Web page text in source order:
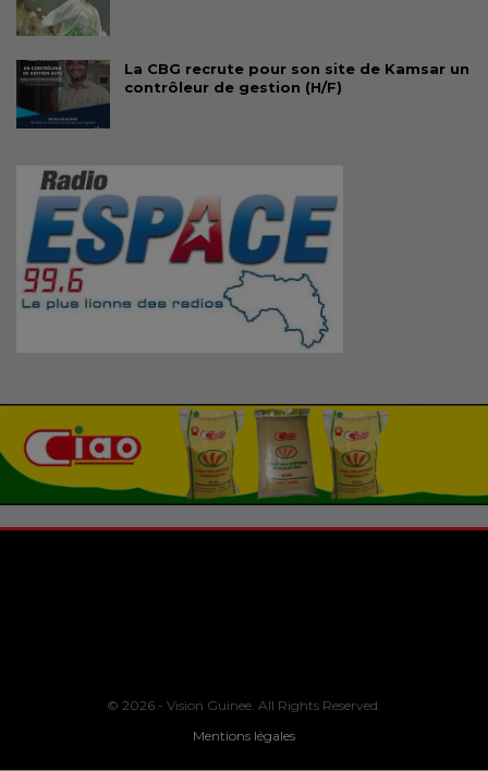
La CBG recrute pour son site de Kamsar un
contrôleur de gestion (H/F)
© 2026 - Vision Guinee. All Rights Reserved.
Mentions légales